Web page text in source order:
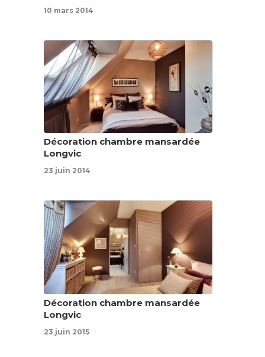
10 mars 2014
Décoration chambre mansardée
Longvic
23 juin 2014
Décoration chambre mansardée
Longvic
23 juin 2015